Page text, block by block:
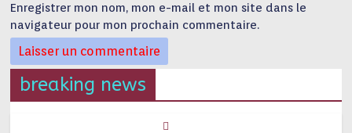
Enregistrer mon nom, mon e-mail et mon site dans le
navigateur pour mon prochain commentaire.
breaking news